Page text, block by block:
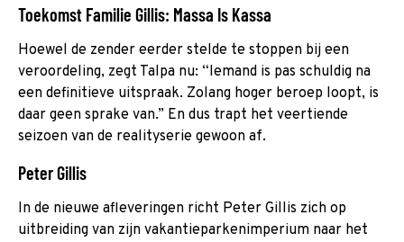
Toekomst Familie Gillis: Massa Is Kassa
Hoewel de zender eerder stelde te stoppen bij een
veroordeling, zegt Talpa nu: “Iemand is pas schuldig na
een definitieve uitspraak. Zolang hoger beroep loopt, is
daar geen sprake van.” En dus trapt het veertiende
seizoen van de realityserie gewoon af.
Peter Gillis
In de nieuwe afleveringen richt Peter Gillis zich op
uitbreiding van zijn vakantieparkenimperium naar het